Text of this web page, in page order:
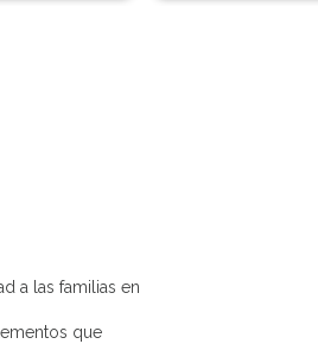
a las familias en
que